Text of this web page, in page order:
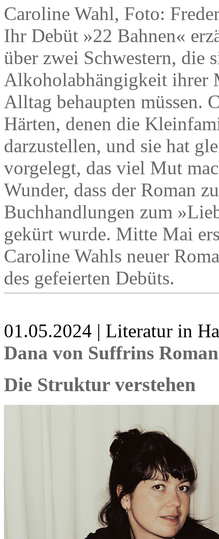
Caroline Wahl, Foto:
Ihr Debüt »22 Bahnen«
über zwei Schwestern, die
Alkoholabhängigkeit ihrer
Alltag behaupten müssen.
Härten, denen die
darzustellen, und sie hat
vorgelegt, das viel Mut
Wunder, dass der Roman
Buchhandlungen zum
gekürt wurde. Mitte Mai
Caroline Wahls neuer
des gefeierten Debüts.
01.05.2024 | Literatur in
Dana von Suffrins
Die Struktur verstehen